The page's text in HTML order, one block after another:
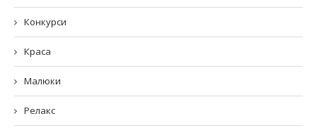
Конкурси
Краса
Малюки
Релакс